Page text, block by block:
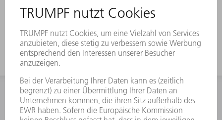
INFORMATION
Häufig gestellte Fragen